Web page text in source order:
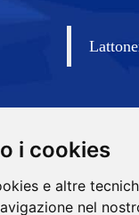
i cookies
e altre
nel